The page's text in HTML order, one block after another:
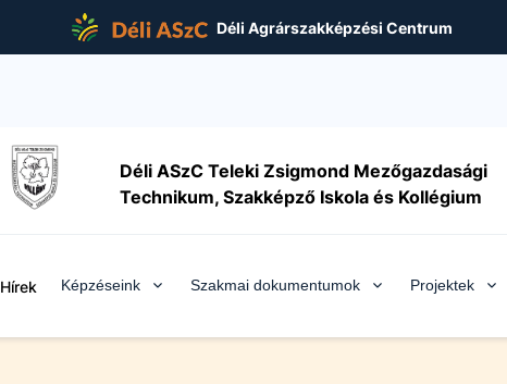
Déli Agrárszakképzési Centrum
Déli ASzC Teleki Zsigmond Mezőgazdasági
Technikum, Szakképző Iskola és Kollégium
Hírek Képzéseink Szakmai dokumentumok Projektek